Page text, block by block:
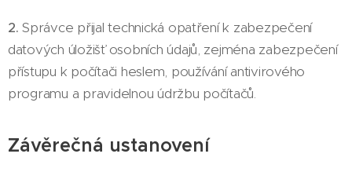
2.Správce přijal technická opatření k zabezpečení
datových úložišť osobních údajů, zejména zabezpečení
přístupu k počítači heslem, používání antivirového
programu a pravidelnou údržbu počítačů.
Závěrečná ustanovení